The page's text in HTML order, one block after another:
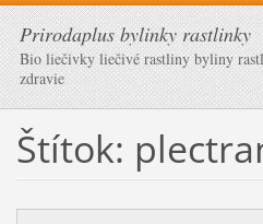
Prirodaplus bylinky rastlinky
Bio liečivky liečivé rastliny byliny
zdravie
Štítok: